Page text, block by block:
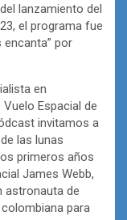
lanzamiento del
el programa fue
por
en
Espacial de
invitamos a
las lunas
primeros años
James Webb,
astronauta de
para